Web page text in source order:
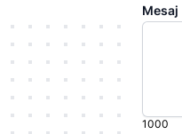
Mesaj
1000